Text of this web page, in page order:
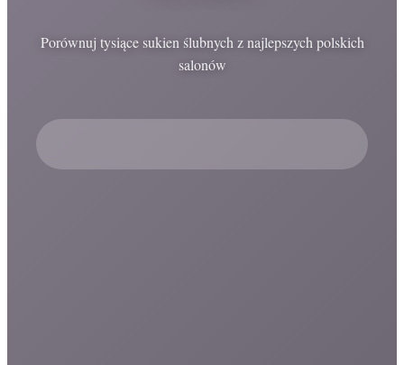
Porównuj tysiące sukien ślubnych z najlepszych polskich
salonów